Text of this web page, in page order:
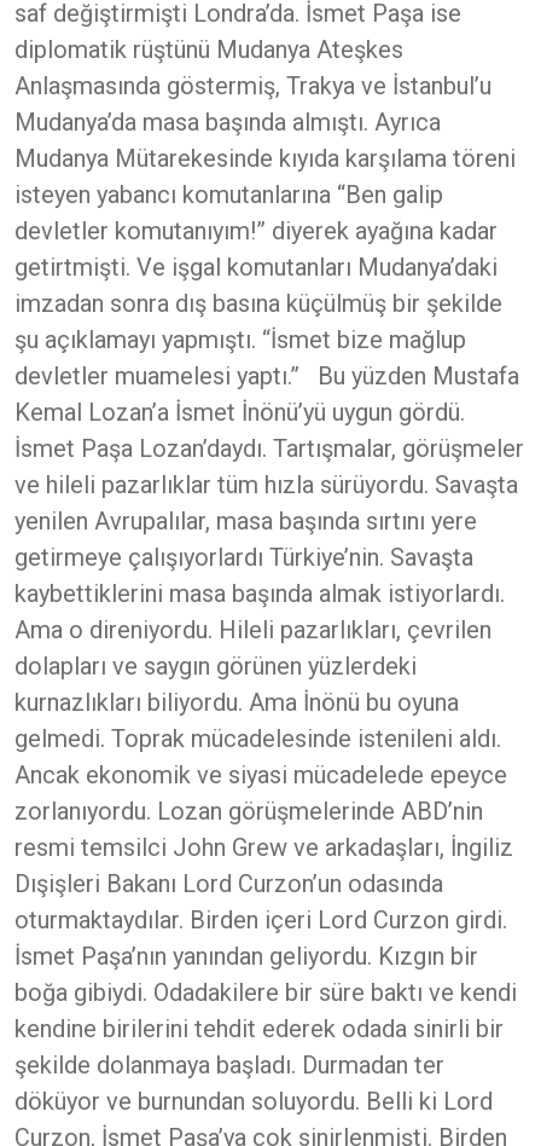
saf değiştirmişti Londra’da. İsmet Paşa ise
diplomatik rüştünü Mudanya Ateşkes
Anlaşmasında göstermiş, Trakya ve İstanbul’u
Mudanya’da masa başında almıştı. Ayrıca
Mudanya Mütarekesinde kıyıda karşılama töreni
isteyen yabancı komutanlarına “Ben galip
devletler komutanıyım!” diyerek ayağına kadar
getirtmişti. Ve işgal komutanları Mudanya’daki
imzadan sonra dış basına küçülmüş bir şekilde
şu açıklamayı yapmıştı. “İsmet bize mağlup
devletler muamelesi yaptı.” Bu yüzden Mustafa
Kemal Lozan’a İsmet İnönü’yü uygun gördü.
İsmet Paşa Lozan’daydı. Tartışmalar, görüşmeler
ve hileli pazarlıklar tüm hızla sürüyordu. Savaşta
yenilen Avrupalılar, masa başında sırtını yere
getirmeye çalışıyorlardı Türkiye’nin. Savaşta
kaybettiklerini masa başında almak istiyorlardı.
Ama o direniyordu. Hileli pazarlıkları, çevrilen
dolapları ve saygın görünen yüzlerdeki
kurnazlıkları biliyordu. Ama İnönü bu oyuna
gelmedi. Toprak mücadelesinde istenileni aldı.
Ancak ekonomik ve siyasi mücadelede epeyce
zorlanıyordu. Lozan görüşmelerinde ABD’nin
resmi temsilci John Grew ve arkadaşları, İngiliz
Dışişleri Bakanı Lord Curzon’un odasında
oturmaktaydılar. Birden içeri Lord Curzon girdi.
İsmet Paşa’nın yanından geliyordu. Kızgın bir
boğa gibiydi. Odadakilere bir süre baktı ve kendi
kendine birilerini tehdit ederek odada sinirli bir
şekilde dolanmaya başladı. Durmadan ter
döküyor ve burnundan soluyordu. Belli ki Lord
Curzon, İsmet Paşa’ya çok sinirlenmişti. Birden